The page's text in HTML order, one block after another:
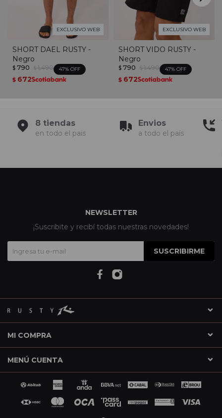
EXCLUSIVO WEB
SHORT DAEL RUSTY -
Negro
$ 790 $ 1.490 47
$ 672
EXCLUSIVO WEB
SHORT VIDO RUSTY -
Negro
$ 790 $ 1.490 47
$ 672
8 tiendas
en todo el pais
Envios
a todo el país
MI COMPRA
MENÚ CUENTA
NEWSLETTER
¡Suscribite y recibí todas nuestras novedades!
SUSCRIBIRME